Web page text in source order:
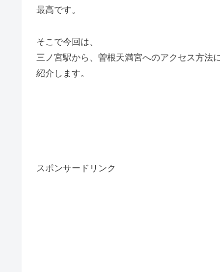
最高です。
そこで今回は、
三ノ宮駅から、曽根天満宮へのアクセス方法
紹介します。
スポンサードリンク